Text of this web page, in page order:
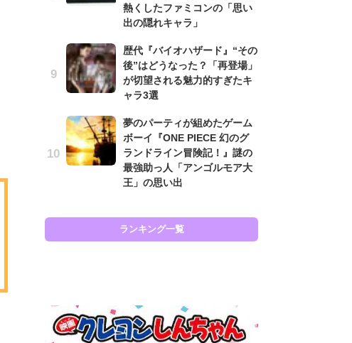
熱くしたファミコンの「思い
出の隠れキャラ」
歴代『バイオハザード』“その
後”はどうなった？「再登場」
が切望される魅力的すぎたキ
ャラ3選
夢のパーティが組めたゲーム
ボーイ『ONE PIECE 幻のグ
ランドライン冒険記！』謎の
最強助っ人「アンゴルモア大
王」の思い出
ランキング一覧